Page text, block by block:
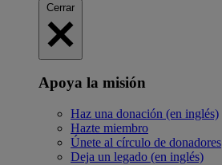
Cerrar
Apoya la misión
Haz una donación (en inglés)
Hazte miembro
Únete al círculo de donadores
Deja un legado (en inglés)